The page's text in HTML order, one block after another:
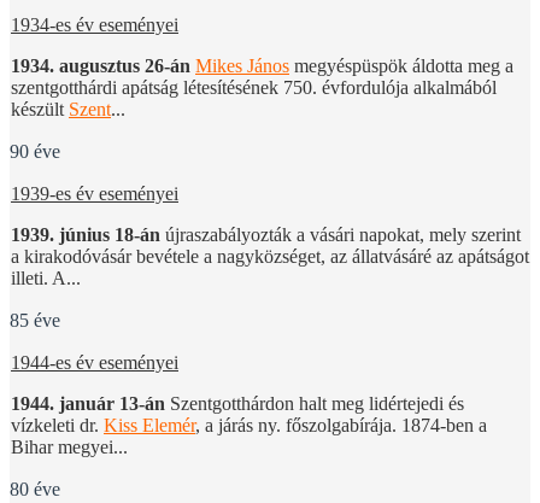
1934-es év eseményei
1934. augusztus 26-án Mikes János megyéspüspök áldotta meg a
szentgotthárdi apátság létesítésének 750. évfordulója alkalmából
készült Szent...
90 éve
1939-es év eseményei
1939. június 18-án újraszabályozták a vásári napokat, mely szerint
a kirakodóvásár bevétele a nagyközséget, az állatvásáré az apátságot
illeti. A...
85 éve
1944-es év eseményei
1944. január 13-án Szentgotthárdon halt meg lidértejedi és
vízkeleti dr. Kiss Elemér, a járás ny. főszolgabírája. 1874-ben a
Bihar megyei...
80 éve